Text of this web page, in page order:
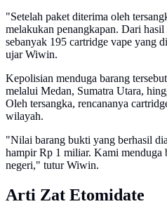
"Setelah paket diterima oleh
melakukan penangkapan. Dari
sebanyak 195 cartridge vape yang
ujar Wiwin.
Kepolisian menduga barang
melalui Medan, Sumatra Utara,
Oleh tersangka, rencananya
wilayah.
"Nilai barang bukti yang berhasil
hampir Rp 1 miliar. Kami menduga
negeri," tutur Wiwin.
Arti Zat Etomidate